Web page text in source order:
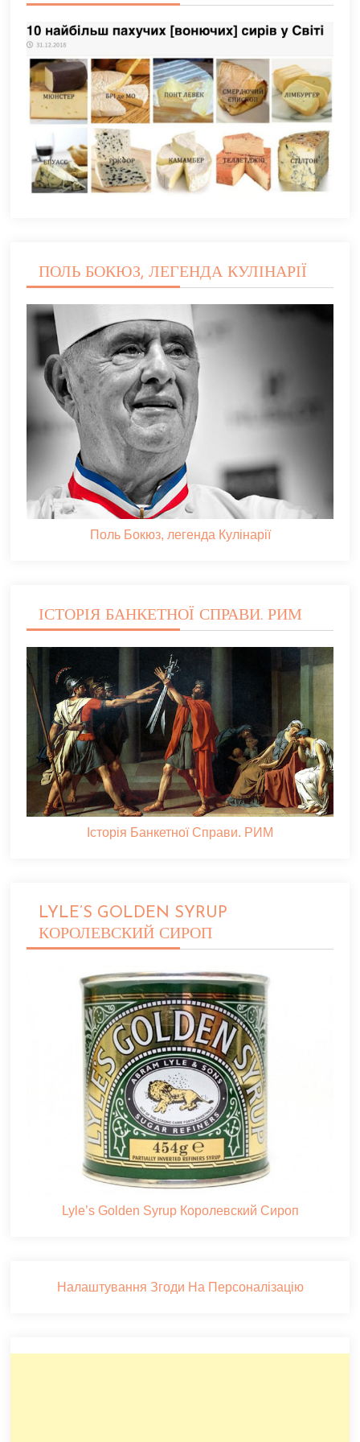
ПОЛЬ БОКЮЗ, ЛЕГЕНДА КУЛІНАРІЇ
Поль Бокюз, легенда Кулінарії
ІСТОРІЯ БАНКЕТНОЇ СПРАВИ. РИМ
Історія Банкетної Справи. РИМ
LYLE’S GOLDEN SYRUP
КОРОЛЕВСКИЙ СИРОП
Lyle’s Golden Syrup Королевский Сироп
Налаштування Згоди На Персоналізацію